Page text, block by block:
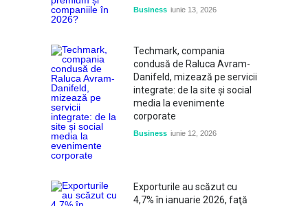
Business iunie 13, 2026
Techmark, compania
condusă de Raluca Avram-
Danifeld, mizează pe servicii
integrate: de la site și social
media la evenimente
corporate
Business iunie 12, 2026
Exporturile au scăzut cu
4,7% în ianuarie 2026, faţă